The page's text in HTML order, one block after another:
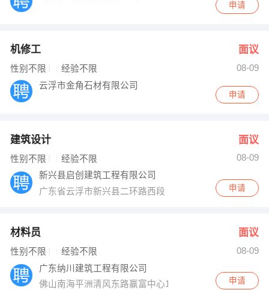
申请
机修工 面议
性别不限 经验不限
08-09
云浮市金角石材有限公司
申请
建筑设计 面议
性别不限 经验不限
08-09
新兴县启创建筑工程有限公司
广东省云浮市新兴县二环路西段
申请
材料员 面议
性别不限 经验不限
08-09
广东纳川建筑工程有限公司
佛山南海平洲清风东路赢富中心1座2楼
申请